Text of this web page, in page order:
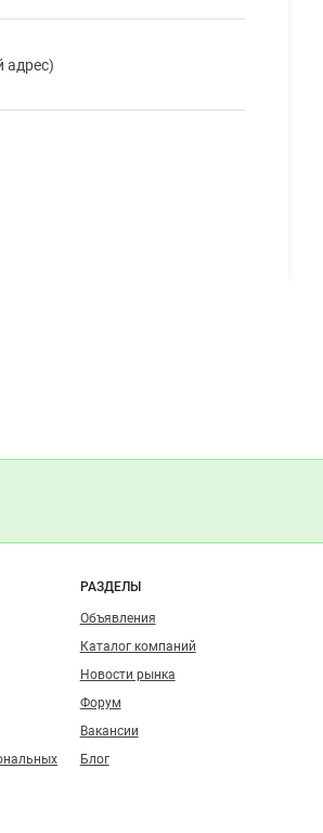
адрес)
РАЗДЕЛЫ
Объявления
Каталог компаний
Новости рынка
Форум
Вакансии
Блог